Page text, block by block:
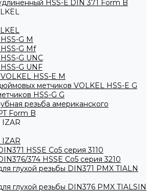
HSS-Е DIN 371 Form B
G M
G Mf
G UNC
G UNF
HSS-E M
метчиков VOLKEL HSS-E G
HSS-G G
резьба американского
Form B
HSSE Co5 серия 3110
374 HSSE Co5 серия 3210
глухой резьбы DIN371 PMX TIALN
глухой резьбы DIN376 PMX TIALSIN